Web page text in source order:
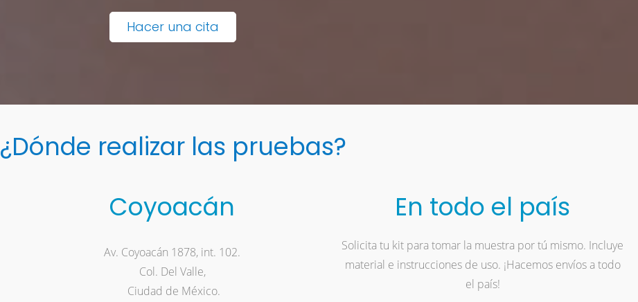
Hacer una cita
¿Dónde realizar las pruebas?
Coyoacán
Av. Coyoacán 1878, int. 102.
Col. Del Valle,
Ciudad de México.
En todo el país
Solicita tu kit para tomar la muestra por tú mismo. Incluye
material e instrucciones de uso. ¡Hacemos envíos a todo
el país!